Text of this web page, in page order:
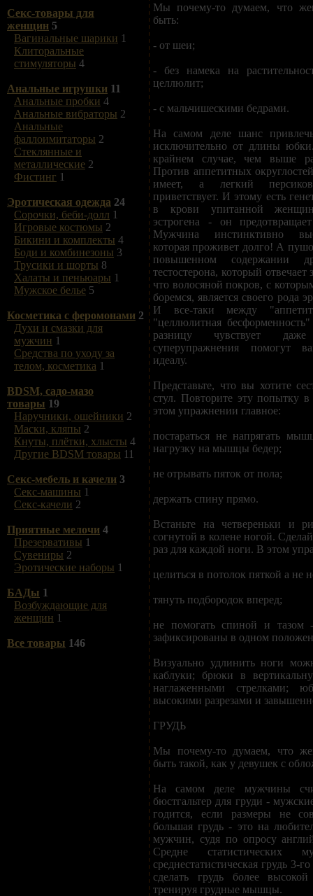
Секс-товары для
женщин 5
Вагинальные шарики 1
Клиторальные
стимуляторы 4
Анальные игрушки 11
Анальные пробки 4
Анальные вибраторы 2
Анальные
фаллоимитаторы 2
Стеклянные и
металлические 2
Фистинг 1
Эротическая одежда 24
Сорочки, беби-долл 1
Игровые костюмы 2
Бикини и комплекты 4
Боди и комбинезоны 3
Трусики и шорты 8
Халаты и пеньюары 1
Мужское белье 5
Косметика с феромонами 2
Духи и смазки для
мужчин 1
Средства по уходу за
телом, косметика 1
BDSM, садо-мазо
товары 19
Наручники, ошейники 2
Маски, кляпы 2
Кнуты, плётки, хлысты 4
Другие BDSM товары 11
Секс-мебель и качели 3
Секс-машины 1
Секс-качели 2
Приятные мелочи 4
Презервативы 1
Сувениры 2
Эротические наборы 1
БАДы 1
Возбуждающие для
женщин 1
Все товары 146
Мы почему-то думаем, что
быть:
- от шеи;
- без намека на
целлюлит;
- с мальчишескими бедрами.
На самом деле шанс
исключительно от длины
крайнем случае, чем выше
Против аппетитных
имеет, а легкий
приветствует. И этому есть
в крови упитанной
эстрогена - он
Мужчина инстинктивно
которая проживет долго! А
повышенном содержании
тестостерона, который отвечает
что волосяной покров, с
боремся, является своего рода
И все-таки между
"целлюлитная
разницу чувствует
суперупражнения помогут
идеалу.
Представьте, что вы хотите
стул. Повторите эту попытку
этом упражнении главное:
постараться не напрягать
нагрузку на мышцы бедер;
не отрывать пяток от пола;
держать спину прямо.
Встаньте на четвереньки и
согнутой в колене ногой.
раз для каждой ноги. В этом
целиться в потолок пяткой а не
тянуть подбородок вперед;
не помогать спиной и
зафиксированы в одном
Визуально удлинить ноги
каблуки; брюки в
наглаженными стрелками;
высокими разрезами и
ГРУДЬ
Мы почему-то думаем, что
быть такой, как у девушек с
На самом деле мужчины
бюстгальтер для груди -
годится, если размеры не
большая грудь - это на
мужчин, судя по опросу
Средне статистических
среднестатистическая грудь 3-
сделать грудь более
тренируя грудные мышцы.